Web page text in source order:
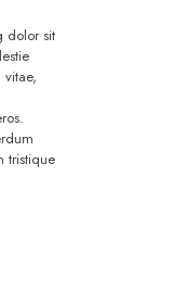
dolor sit
tristique